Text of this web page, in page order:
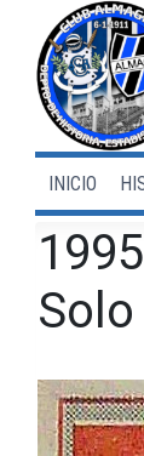
contenido
INICIO
Solo